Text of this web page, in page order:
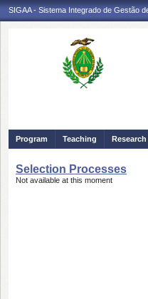
SIGAA - Sistema Integrado de Gestão
Program Teaching
Selection Processes
Not available at this moment